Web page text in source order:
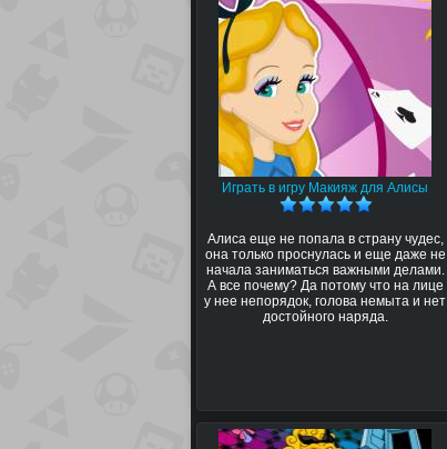
Играть в игру Макияж для Алисы
Алиса еще не попала в страну чудес,
она только проснулась и еще даже не
начала заниматься важными делами.
А все почему? Да потому что на лице
у нее непорядок, голова немыта и нет
достойного наряда.